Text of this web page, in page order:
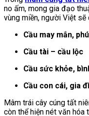
no ấm, mong gia đạo
vùng miền, người Việt sẽ
Cầu may mắn,
Cầu tài – cầu lộc
Cầu sức khỏe,
Cầu con cái, gia
Mâm trái cây cúng tất
còn thể hiện nét văn hóa